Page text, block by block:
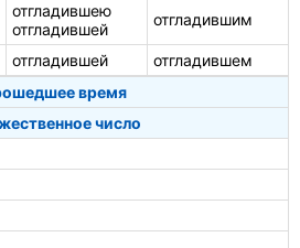
отгладившею
отгладившей
отгладившим
отгладившей
отгладившем
время
число